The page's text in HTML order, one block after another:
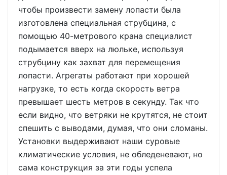
чтобы произвести замену лопасти была
изготовлена специальная струбцина, с
помощью 40-метрового крана специалист
подымается вверх на люльке, используя
струбцину как захват для перемещения
лопасти. Агрегаты работают при хорошей
нагрузке, то есть когда скорость ветра
превышает шесть метров в секунду. Так что
если видно, что ветряки не крутятся, не стоит
спешить с выводами, думая, что они сломаны.
Установки выдерживают наши суровые
климатические условия, не обледеневают, но
сама конструкция за эти годы успела